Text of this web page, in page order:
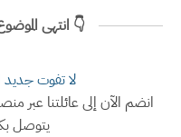
👇 انتهى
لا تفوت جديد
انضم الآن إلى عائلتنا عبر
يتوصل